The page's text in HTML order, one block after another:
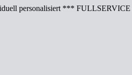
personalisiert ***